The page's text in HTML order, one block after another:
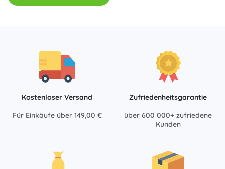
Kostenloser Versand
Für Einkäufe über 149,00 €
Zufriedenheitsgarantie
über 600 000+ zufriedene
Kunden